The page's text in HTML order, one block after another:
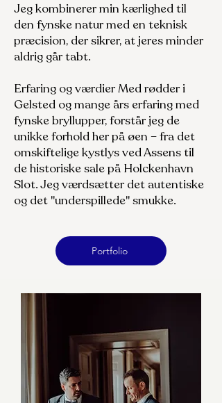
Jeg kombinerer min kærlighed til
den fynske natur med en teknisk
præcision, der sikrer, at jeres minder
aldrig går tabt.
Erfaring og værdier Med rødder i
Gelsted og mange års erfaring med
fynske bryllupper, forstår jeg de
unikke forhold her på øen – fra det
omskiftelige kystlys ved Assens til
de historiske sale på Holckenhavn
Slot. Jeg værdsætter det autentiske
og det "underspillede" smukke.
Portfolio